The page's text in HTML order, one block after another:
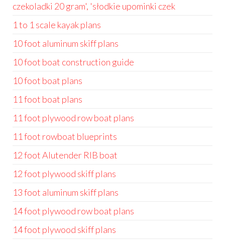
czekoladki 20 gram', 'słodkie upominki czek
1 to 1 scale kayak plans
10 foot aluminum skiff plans
10 foot boat construction guide
10 foot boat plans
11 foot boat plans
11 foot plywood row boat plans
11 foot rowboat blueprints
12 foot Alutender RIB boat
12 foot plywood skiff plans
13 foot aluminum skiff plans
14 foot plywood row boat plans
14 foot plywood skiff plans